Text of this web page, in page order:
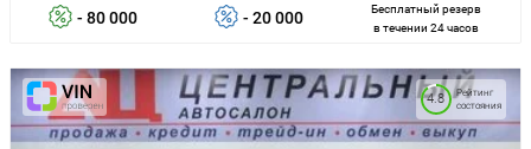
- 80 000 - 20 000
Бесплатный резерв
в течении 24 часов
Рейтинг
состояния
4.8